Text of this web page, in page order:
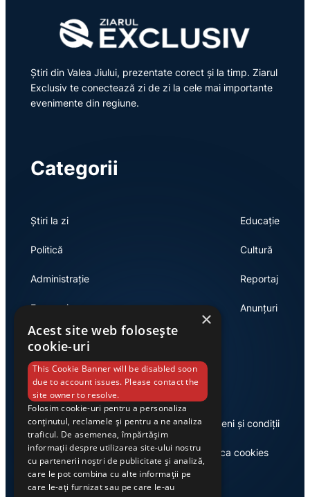
Știri din Valea Jiului, prezentate corect și la timp. Ziarul
Exclusiv te conectează zi de zi la cele mai importante
evenimente din regiune.
Categorii
Știri la zi
Politică
Administrație
Economie
Educație
Cultură
Reportaj
Anunțuri
Link-uri utile
Despre noi
Casa de editură Exclusiv
Termeni și condiții
Politica cookies
×
Acest site web folosește
cookie-uri
This Cookie Banner will be disabled soon
due to account issues. Please contact the
site owner to resolve.
Folosim cookie-uri pentru a personaliza
conținutul, reclamele și pentru a ne analiza
traficul. De asemenea, împărtășim
informații despre utilizarea site-ului nostru
cu partenerii noștri de publicitate și analiză,
care le pot combina cu alte informații pe
care le-ați furnizat sau pe care le-au